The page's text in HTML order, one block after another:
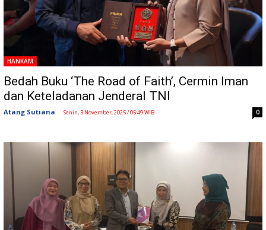
HANKAM
Bedah Buku ‘The Road of Faith’, Cermin Iman
dan Keteladanan Jenderal TNI
Atang Sutiana - Senin, 3 November, 2025 / 05:49 WIB 0